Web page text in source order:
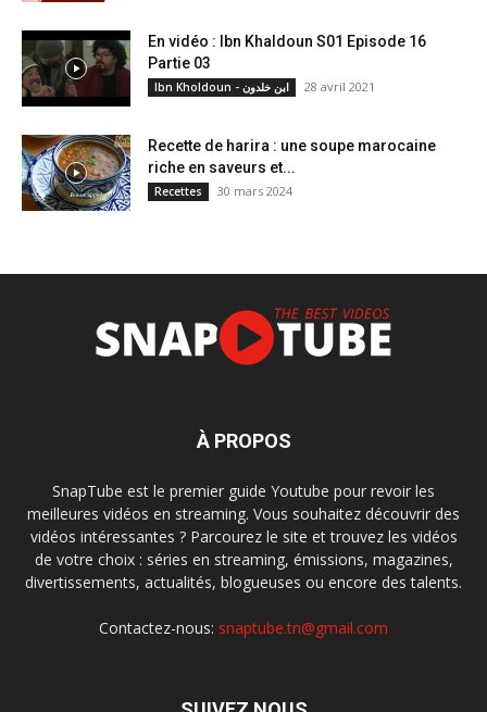
En vidéo : Ibn Khaldoun S01 Episode 16
Partie 03
Ibn Kholdoun - ابن خلدون 28 avril 2021
Recette de harira : une soupe marocaine
riche en saveurs et...
Recettes 30 mars 2024
À PROPOS
SnapTube est le premier guide Youtube pour revoir les
meilleures vidéos en streaming. Vous souhaitez découvrir des
vidéos intéressantes ? Parcourez le site et trouvez les vidéos
de votre choix : séries en streaming, émissions, magazines,
divertissements, actualités, blogueuses ou encore des talents.
Contactez-nous: snaptube.tn@gmail.com